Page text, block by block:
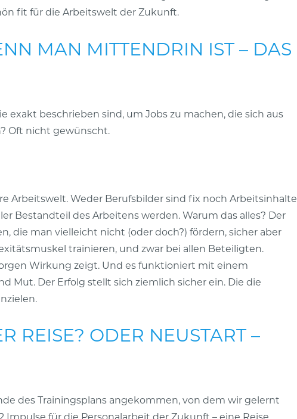
fit für die Arbeitswelt der Zukunft.
MAN MITTENDRIN IST – DAS
exakt beschrieben sind, um Jobs zu machen, die sich aus
Oft nicht gewünscht.
Arbeitswelt. Weder Berufsbilder sind fix noch Arbeitsinhalte
Bestandteil des Arbeitens werden. Warum das alles? Der
die man vielleicht nicht (oder doch?) fördern, sicher aber
trainieren, und zwar bei allen Beteiligten.
Wirkung zeigt. Und es funktioniert mit einem
Mut. Der Erfolg stellt sich ziemlich sicher ein. Die die
REISE? ODER NEUSTART –
des Trainingsplans angekommen, von dem wir gelernt